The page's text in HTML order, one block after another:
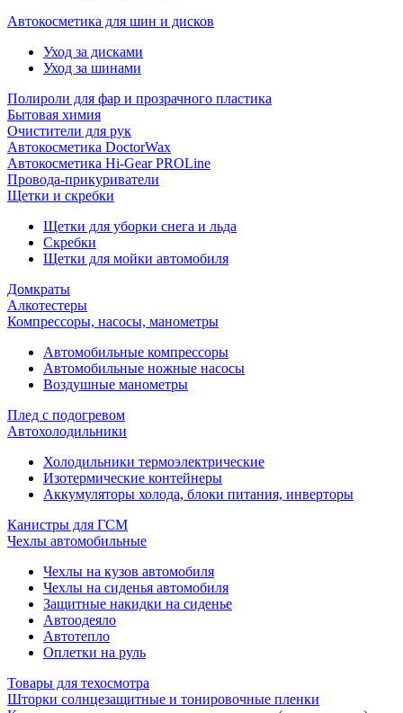
Автокосметика для шин и дисков
Уход за дисками
Уход за шинами
Полироли для фар и прозрачного пластика
Бытовая химия
Очистители для рук
Автокосметика DoctorWax
Автокосметика Hi-Gear PROLine
Провода-прикуриватели
Щетки и скребки
Щетки для уборки снега и льда
Скребки
Щетки для мойки автомобиля
Домкраты
Алкотестеры
Компрессоры, насосы, манометры
Автомобильные компрессоры
Автомобильные ножные насосы
Воздушные манометры
Плед с подогревом
Автохолодильники
Холодильники термоэлектрические
Изотермические контейнеры
Аккумуляторы холода, блоки питания, инверторы
Канистры для ГСМ
Чехлы автомобильные
Чехлы на кузов автомобиля
Чехлы на сиденья автомобиля
Защитные накидки на сиденье
Автоодеяло
Автотепло
Оплетки на руль
Товары для техосмотра
Шторки солнцезащитные и тонировочные пленки